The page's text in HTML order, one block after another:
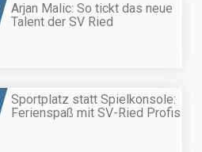
Arjan Malic: So tickt das neue
Talent der SV Ried
Sportplatz statt Spielkonsole:
Ferienspaß mit SV-Ried Profis